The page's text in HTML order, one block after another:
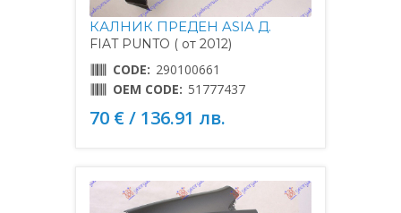
КАЛНИК ПРЕДЕН ASIA Д.
FIAT PUNTO ( от 2012)
CODE: 290100661
OEM CODE: 51777437
70 € / 136.91 лв.